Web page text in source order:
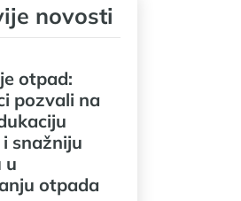
novosti
otpad:
pozvali na
snažniju
u
otpada